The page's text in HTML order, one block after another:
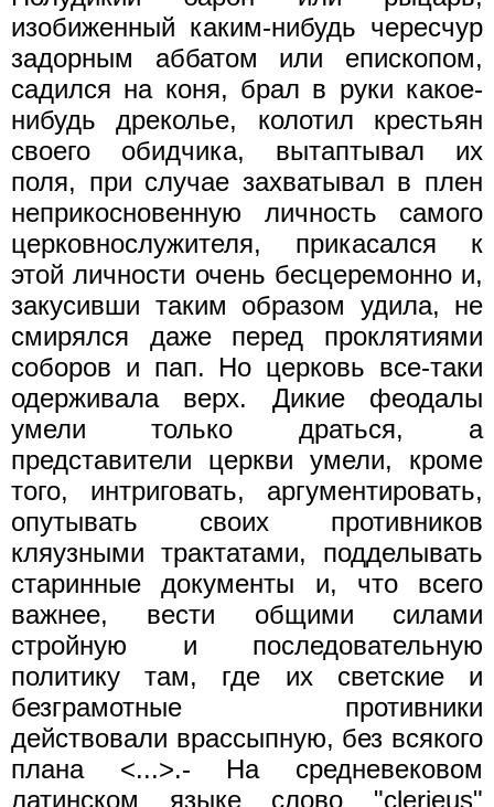
изобиженный каким-нибудь чересчур
задорным аббатом или епископом,
садился на коня, брал в руки какое-
нибудь дреколье, колотил крестьян
своего обидчика, вытаптывал их
поля, при случае захватывал в плен
неприкосновенную личность самого
церковнослужителя, прикасался к
этой личности очень бесцеремонно и,
закусивши таким образом удила, не
смирялся даже перед проклятиями
соборов и пап. Но церковь все-таки
одерживала верх. Дикие феодалы
умели только драться, а
представители церкви умели, кроме
того, интриговать, аргументировать,
опутывать своих противников
кляузными трактатами, подделывать
старинные документы и, что всего
важнее, вести общими силами
стройную и последовательную
политику там, где их светские и
безграмотные противники
действовали врассыпную, без всякого
плана <...>.- На средневековом
латинском языке слово "clerieus"